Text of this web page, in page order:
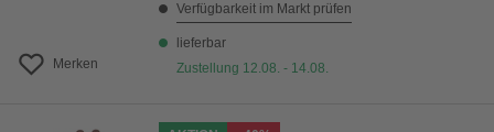
Merken
Verfügbarkeit im Markt prüfen
lieferbar
Zustellung 12.08. - 14.08.